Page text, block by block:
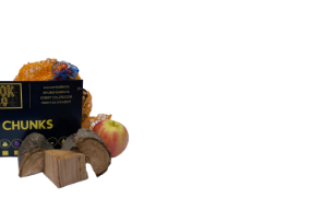
Toevoegen
aan
verlanglijst